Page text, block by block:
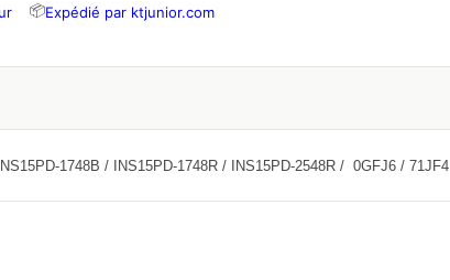
📦Expédié par ktjunior.com
1748B / INS15PD-1748R / INS15PD-2548R / 0GFJ6 / 71JF4